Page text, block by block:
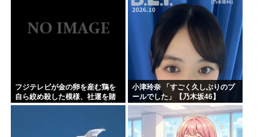
韓国人「『日本ビールは絶対に飲まない！』と大騒ぎしていた...
海外「日本のこの場所は現実とは思えないレベルで美しい…！...
NISAのせいで少子化加速してるけどこれ本当に政策として...
フジテレビが金の卵を産む鶏を
自ら絞め殺した模様、社運を賭
けたドル箱コンテンツが御蔵入
小津玲奈 「すごく久しぶりのプ
ールでした」【乃木坂46】